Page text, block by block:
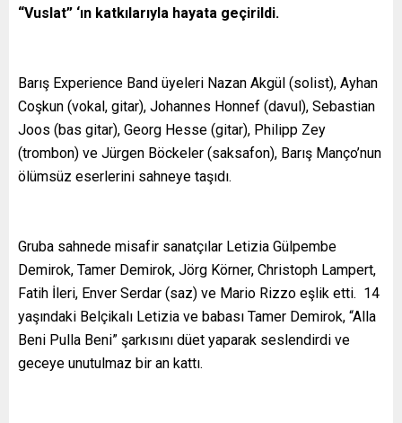
“Vuslat” ‘ın katkılarıyla hayata geçirildi.
Barış Experience Band üyeleri Nazan Akgül (solist), Ayhan
Coşkun (vokal, gitar), Johannes Honnef (davul), Sebastian
Joos (bas gitar), Georg Hesse (gitar), Philipp Zey
(trombon) ve Jürgen Böckeler (saksafon), Barış Manço’nun
ölümsüz eserlerini sahneye taşıdı.
Gruba sahnede misafir sanatçılar Letizia Gülpembe
Demirok, Tamer Demirok, Jörg Körner, Christoph Lampert,
Fatih İleri, Enver Serdar (saz) ve Mario Rizzo eşlik etti. 14
yaşındaki Belçikalı Letizia ve babası Tamer Demirok, “Alla
Beni Pulla Beni” şarkısını düet yaparak seslendirdi ve
geceye unutulmaz bir an kattı.